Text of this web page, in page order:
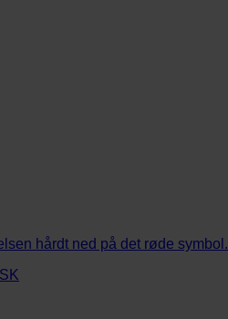
hårdt ned på det røde symbol.